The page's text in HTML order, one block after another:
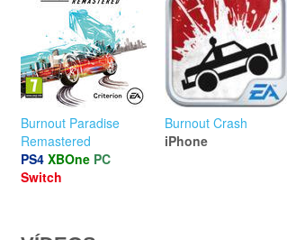
Burnout Paradise
Remastered
PS4 XBOne PC
Switch
Burnout Crash
iPhone